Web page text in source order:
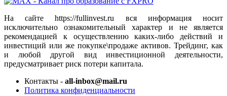
На сайте https://fullinvest.ru вся информация носит
исключительно ознакомительный характер и не является
рекомендацией к осуществлению каких-либо действий и
инвестиций или же покупке\продаже активов. Трейдинг, как
и любой другой вид инвестиционной деятельности,
предусматривает риск потери капитала.
Контакты - all-inbox@mail.ru
Политика конфиденциальности